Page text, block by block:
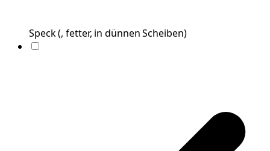
Speck(, fetter, in dünnen Scheiben)